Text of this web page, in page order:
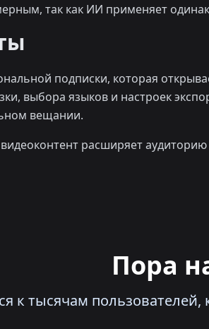
так как ИИ применяет
подписки, которая
выбора языков и настроек
вещании.
расширяет
Пора
к тысячам